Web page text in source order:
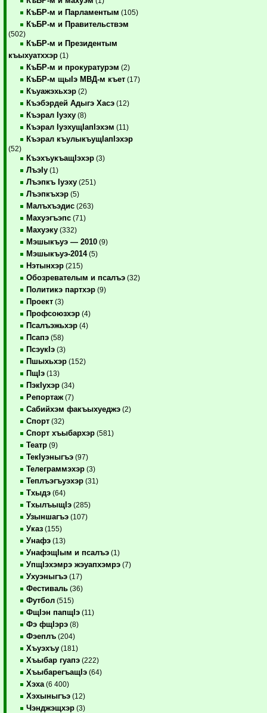
КъБР-м и Парламентым (105)
КъБР-м и Правительствэм
(502)
КъБР-м и Президентым
къыхуатххэр (1)
КъБР-м и прокуратурэм (2)
КъБР-м щыIэ МВД-м къет (17)
Къуажэхьхэр (2)
Къэбэрдей Адыгэ Хасэ (12)
Къэрал Iуэху (8)
Къэрал IуэхущIапIэхэм (11)
Къэрал къулыкъущIапIэхэр
(52)
КъэхъукъащIэхэр (3)
ЛъэIу (1)
Лъэпкъ Iуэху (251)
Лъэпкъхэр (5)
Малъхъэдис (263)
Махуэгъэпс (71)
Махуэку (332)
Мэшыкъуэ — 2010 (9)
Мэшыкъуэ-2014(5)
Нэтынхэр (215)
Обозревателым и псалъэ (32)
Политикэ партхэр (9)
Проект (3)
Профсоюзхэр (4)
Псалъэжьхэр (4)
Псапэ (58)
ПсэукIэ (3)
Пшыхьхэр (152)
ПщIэ (13)
ПэкIухэр (34)
Репортаж (7)
Сабийхэм факъыхуеджэ (2)
Спорт (32)
Спорт хъыбархэр (581)
Театр (9)
ТекIуэныгъэ (97)
Телеграммэхэр (3)
Теплъэгъуэхэр (31)
Тхыдэ (64)
ТхылъыщIэ (285)
Узыншагъэ (107)
Указ (155)
Унафэ (13)
УнафэщIым и псалъэ (1)
УпщIэхэмрэ жэуапхэмрэ (7)
Ухуэныгъэ (17)
Фестиваль (36)
Футбол (515)
ФщIэн папщIэ (11)
Фэ фщIэрэ (8)
Фэеплъ (204)
Хъуэхъу (181)
Хъыбар гуапэ (222)
ХъыбарегъащIэ (64)
Хэха (6 400)
Хэхыныгъэ (12)
Чэнджэщхэр (3)